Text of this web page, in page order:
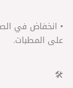
• انخفاض في
على المطبات.
🛠️